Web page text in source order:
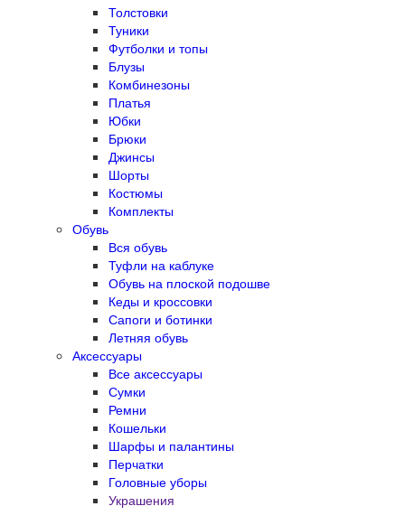
Толстовки
Туники
Футболки и топы
Блузы
Комбинезоны
Платья
Юбки
Брюки
Джинсы
Шорты
Костюмы
Комплекты
Обувь
Вся обувь
Туфли на каблуке
Обувь на плоской подошве
Кеды и кроссовки
Сапоги и ботинки
Летняя обувь
Аксессуары
Все аксессуары
Сумки
Ремни
Кошельки
Шарфы и палантины
Перчатки
Головные уборы
Украшения